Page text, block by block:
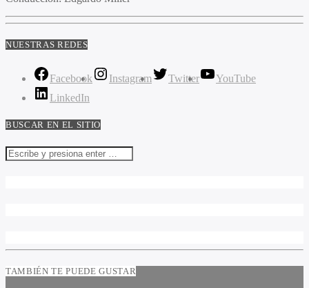
NUESTRAS REDES
Facebook Instagram Twitter
YouTube
LinkedIn
BUSCAR EN EL SITIO
TAMBIÉN TE PUEDE GUSTAR